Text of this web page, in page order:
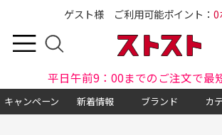
ゲスト様 ご利用可能ポイント： 0
平日午前9：00までのご注文で最
キャンペーン 新着情報 ブランド カ